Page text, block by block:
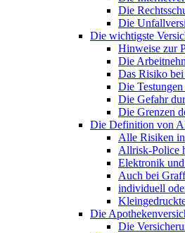
Die
Die
Die wichtigste
Hinweise zur
Die
Das Risiko
Die
Die Gefahr
Die Grenzen
Die Definition von
Alle Risiken
Allrisk-Police
Elektronik
Auch bei
individuell
Die
Die